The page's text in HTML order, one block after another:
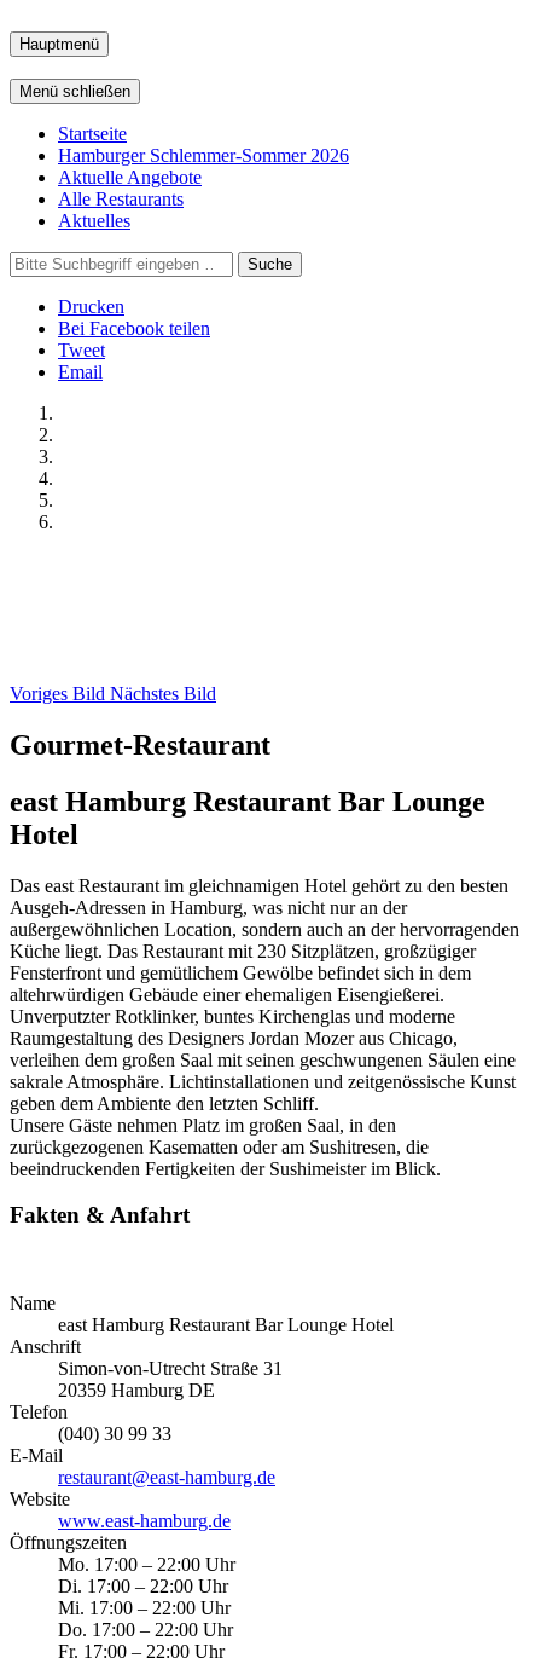
Hauptmenü
Menü schließen
Startseite
Hamburger Schlemmer-Sommer 2026
Aktuelle Angebote
Alle Restaurants
Aktuelles
Suche
Drucken
Bei Facebook teilen
Tweet
Email
Voriges Bild Nächstes Bild
Gourmet-Restaurant
east Hamburg Restaurant Bar Lounge
Hotel
Das east Restaurant im gleichnamigen Hotel gehört zu den besten
Ausgeh-Adressen in Hamburg, was nicht nur an der
außergewöhnlichen Location, sondern auch an der hervorragenden
Küche liegt. Das Restaurant mit 230 Sitzplätzen, großzügiger
Fensterfront und gemütlichem Gewölbe befindet sich in dem
altehrwürdigen Gebäude einer ehemaligen Eisengießerei.
Unverputzter Rotklinker, buntes Kirchenglas und moderne
Raumgestaltung des Designers Jordan Mozer aus Chicago,
verleihen dem großen Saal mit seinen geschwungenen Säulen eine
sakrale Atmosphäre. Lichtinstallationen und zeitgenössische Kunst
geben dem Ambiente den letzten Schliff.
Unsere Gäste nehmen Platz im großen Saal, in den
zurückgezogenen Kasematten oder am Sushitresen, die
beeindruckenden Fertigkeiten der Sushimeister im Blick.
Fakten & Anfahrt
Name
east Hamburg Restaurant Bar Lounge Hotel
Anschrift
Simon-von-Utrecht Straße 31
20359 Hamburg DE
Telefon
(040) 30 99 33
E-Mail
restaurant@east-hamburg.de
Website
www.east-hamburg.de
Öffnungszeiten
Mo. 17:00 – 22:00 Uhr
Di. 17:00 – 22:00 Uhr
Mi. 17:00 – 22:00 Uhr
Do. 17:00 – 22:00 Uhr
Fr. 17:00 – 22:00 Uhr